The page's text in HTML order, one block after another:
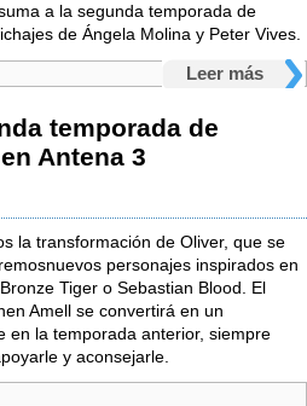
a la segunda temporada de
de Ángela Molina y Peter Vives.
Leer más
temporada de
Antena 3
la transformación de Oliver, que se
personajes inspirados en
Tiger o Sebastian Blood. El
Amell se convertirá en un
en la temporada anterior, siempre
y aconsejarle.